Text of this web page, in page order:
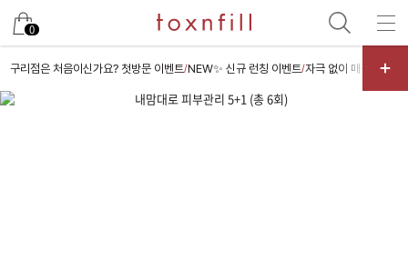
0
구리점은 처음이신가요? 첫방문 이벤트/NEW✨ 신규 런칭 이벤트/자극 없이 매끈하게,
카카